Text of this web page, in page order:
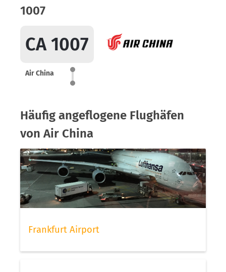
1007
CA 1007
Air China
Häufig angeflogene Flughäfen
von Air China
Frankfurt Airport